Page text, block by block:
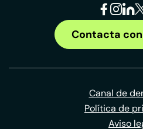
Contacta
Canal de
Política de
Aviso